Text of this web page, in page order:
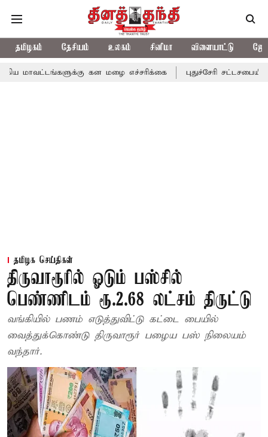
தமிழகம் தேசியம் உலகம் சினிமா விளையாட்டு
கன மழை எச்சரிக்கை புதுச்சேரி சட்டசபையில் வரும்
தமிழக செய்திகள்
திருவாரூரில் ஓடும் பஸ்சில்
பெண்ணிடம் ரூ.2.68 லட்சம் திருட்டு
வங்கியில் பணம் எடுத்துவிட்டு கட்டை பையில்
வைத்துக்கொண்டு திருவாரூர் பழைய பஸ் நிலையம்
வந்தார்.